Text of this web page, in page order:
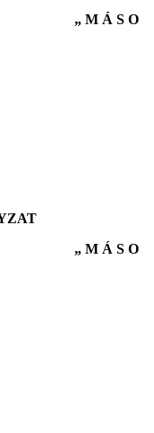
„ M Á S O
„ M Á S O